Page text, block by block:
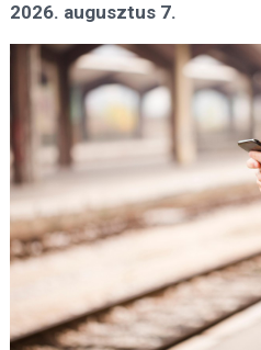
2026. augusztus 7.